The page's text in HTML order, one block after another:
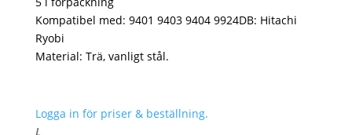
Kompatibel med: 9401 9403 9404 9924DB: Hitachi
Ryobi
Material: Trä, vanligt stål.
Logga in för priser & beställning.
L